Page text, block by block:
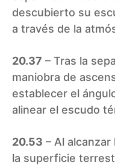
descubierto su
a través de la
20.37 – Tras la
maniobra de
establecer el
alinear el escudo
20.53 – Al
la superficie